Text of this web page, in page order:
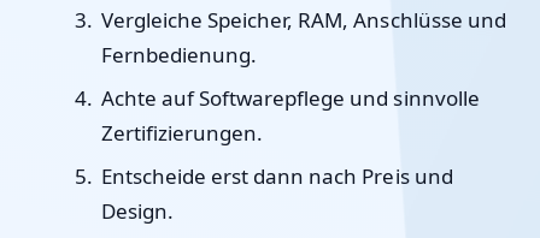
Vergleiche Speicher, RAM, Anschlüsse und
Fernbedienung.
Achte auf Softwarepflege und sinnvolle
Zertifizierungen.
Entscheide erst dann nach Preis und
Design.